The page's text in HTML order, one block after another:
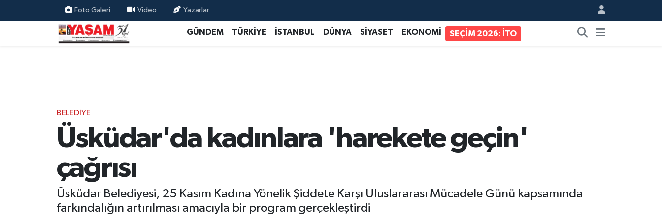
Foto Galeri Video Yazarlar
GÜNDEM TÜRKİYE İSTANBUL DÜNYA SİYASET EKONOMİ SEÇİM 2026: İTO
BELEDİYE
Üsküdar'da kadınlara 'harekete geçin'
çağrısı
Üsküdar Belediyesi, 25 Kasım Kadına Yönelik Şiddete Karşı Uluslararası Mücadele Günü kapsamında
farkındalığın artırılması amacıyla bir program gerçekleştirdi